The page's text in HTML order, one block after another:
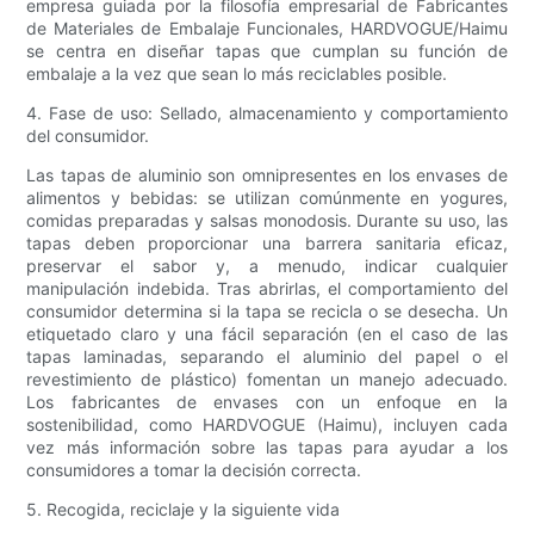
empresa guiada por la filosofía empresarial de Fabricantes
de Materiales de Embalaje Funcionales, HARDVOGUE/Haimu
se centra en diseñar tapas que cumplan su función de
embalaje a la vez que sean lo más reciclables posible.
4. Fase de uso: Sellado, almacenamiento y comportamiento
del consumidor.
Las tapas de aluminio son omnipresentes en los envases de
alimentos y bebidas: se utilizan comúnmente en yogures,
comidas preparadas y salsas monodosis. Durante su uso, las
tapas deben proporcionar una barrera sanitaria eficaz,
preservar el sabor y, a menudo, indicar cualquier
manipulación indebida. Tras abrirlas, el comportamiento del
consumidor determina si la tapa se recicla o se desecha. Un
etiquetado claro y una fácil separación (en el caso de las
tapas laminadas, separando el aluminio del papel o el
revestimiento de plástico) fomentan un manejo adecuado.
Los fabricantes de envases con un enfoque en la
sostenibilidad, como HARDVOGUE (Haimu), incluyen cada
vez más información sobre las tapas para ayudar a los
consumidores a tomar la decisión correcta.
5. Recogida, reciclaje y la siguiente vida